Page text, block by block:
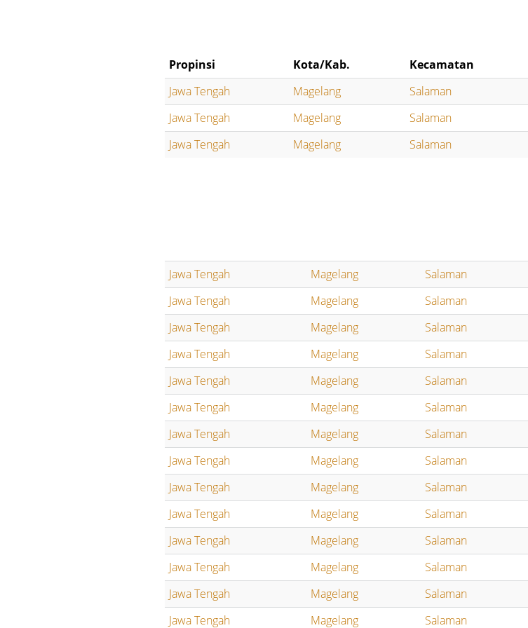
Propinsi Kota/Kab. Kecamatan
Jawa Tengah
Magelang Salaman
Jawa Tengah
Magelang Salaman
Jawa Tengah
Magelang Salaman
Jawa Tengah Magelang Salaman
Jawa Tengah
Magelang Salaman
Jawa Tengah
Magelang Salaman
Jawa Tengah
Magelang Salaman
Jawa Tengah
Magelang Salaman
Jawa Tengah
Magelang Salaman
Jawa Tengah
Magelang Salaman
Jawa Tengah
Magelang Salaman
Jawa Tengah
Magelang Salaman
Jawa Tengah
Magelang Salaman
Jawa Tengah
Magelang Salaman
Jawa Tengah
Magelang Salaman
Jawa Tengah
Magelang Salaman
Jawa Tengah
Magelang Salaman